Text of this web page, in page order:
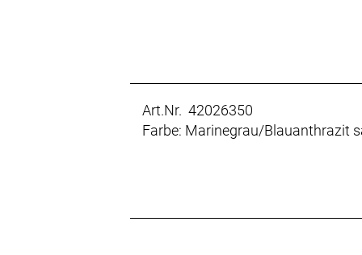
Art.Nr. 42026350
Farbe: Marinegrau/Blauanthrazit